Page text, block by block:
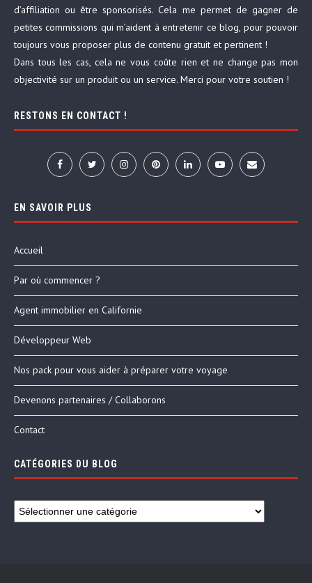
d’affiliation ou être sponsorisés. Cela me permet de gagner de
petites commissions qui m’aident à entretenir ce blog, pour pouvoir
toujours vous proposer plus de contenu gratuit et pertinent !
Dans tous les cas, cela ne vous coûte rien et ne change pas mon
objectivité sur un produit ou un service. Merci pour votre soutien !
RESTONS EN CONTACT !
EN SAVOIR PLUS
Accueil
Par où commencer ?
Agent immobilier en Californie
Développeur Web
Nos pack pour vous aider à préparer votre voyage
Devenons partenaires / Collaborons
Contact
CATÉGORIES DU BLOG